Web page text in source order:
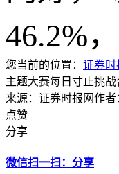
您当前的位置： 证券时
主题大赛每日寸止挑
来源：证券时报网作者
点赞
分享
微信扫一扫：分享